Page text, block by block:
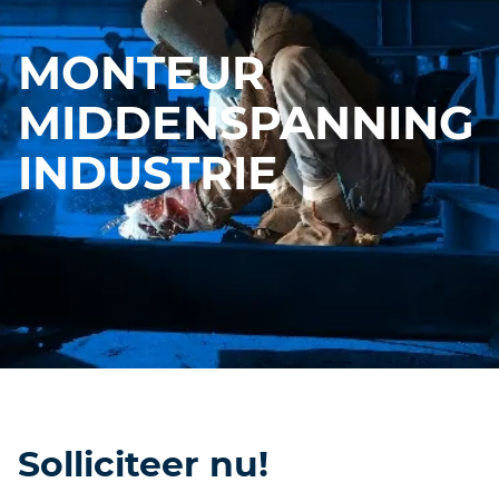
MONTEUR
MIDDENSPANNING
INDUSTRIE
Solliciteer nu!